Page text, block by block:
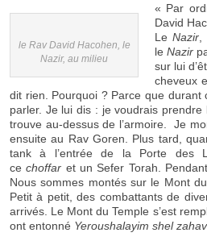
le Rav David Hacohen, le
Nazir, au milieu
« Par
David
Le Nazir,
le Nazir
sur lui
cheveux
dit rien. Pourquoi ? Parce que durant
parler. Je lui dis : je voudrais prendre
trouve au-dessus de l’armoire. Je
ensuite au Rav Goren. Plus tard,
tank à l’entrée de la Porte des
ce choffar et un Sefer Torah.
Nous sommes montés sur le Mont
Petit à petit, des combattants de
arrivés. Le Mont du Temple s’est
ont entonné Yeroushalayim shel zahav